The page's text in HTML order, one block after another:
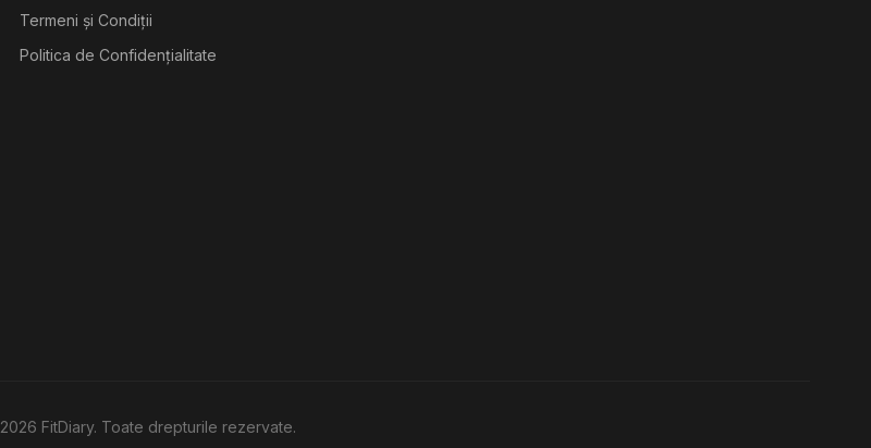
Termeni și Condiții
Politica de Confidențialitate
2026 FitDiary. Toate drepturile rezervate.